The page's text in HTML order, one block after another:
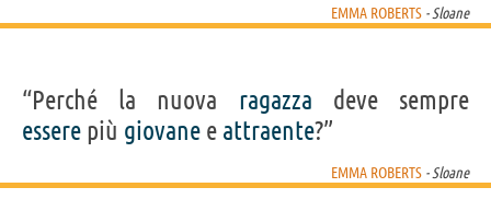
EMMA ROBERTS - Sloane
“Perché la nuova ragazza deve sempre
essere più giovane e attraente?”
EMMA ROBERTS - Sloane